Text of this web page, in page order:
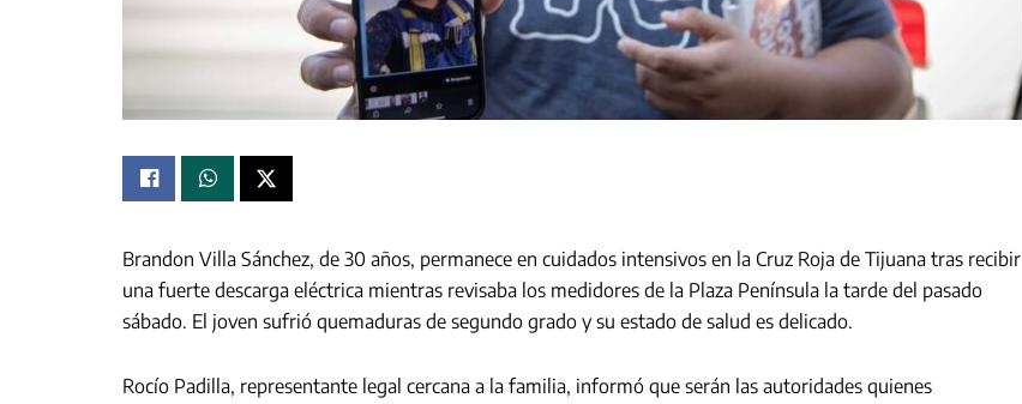
Brandon Villa Sánchez, de 30 años, permanece en cuidados intensivos en la Cruz Roja de Tijuana tras recibir
una fuerte descarga eléctrica mientras revisaba los medidores de la Plaza Península la tarde del pasado
sábado. El joven sufrió quemaduras de segundo grado y su estado de salud es delicado.
Rocío Padilla, representante legal cercana a la familia, informó que serán las autoridades quienes